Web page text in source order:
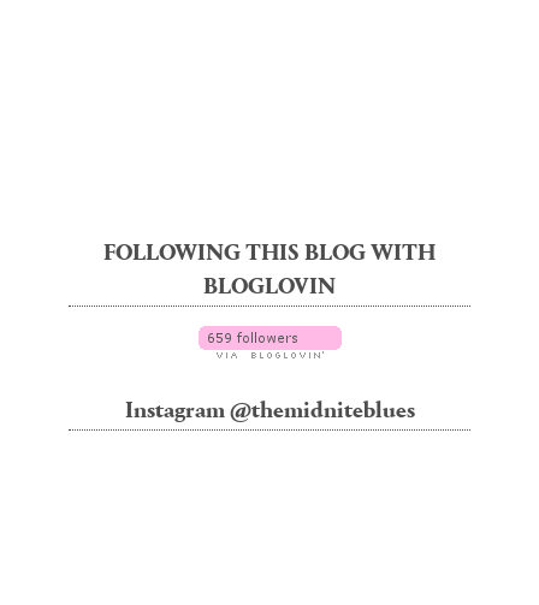
FOLLOWING THIS BLOG WITH
BLOGLOVIN
Instagram @themidniteblues